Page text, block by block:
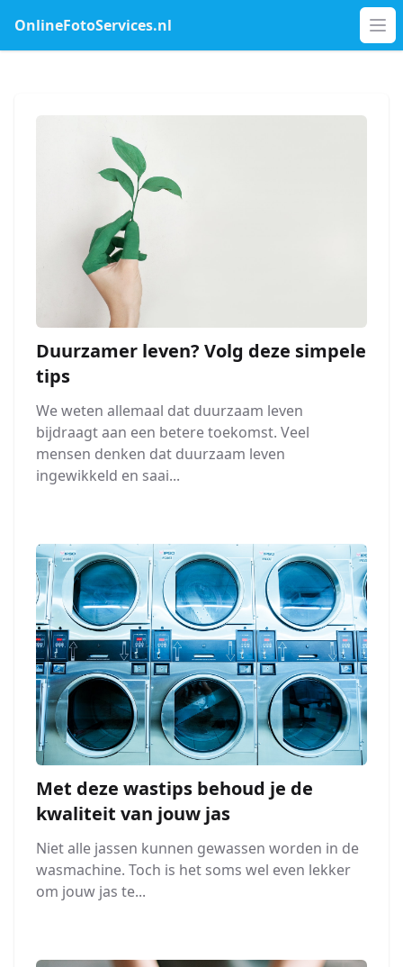
OnlineFotoServices.nl
Duurzamer leven? Volg deze simpele
tips
We weten allemaal dat duurzaam leven
bijdraagt aan een betere toekomst. Veel
mensen denken dat duurzaam leven
ingewikkeld en saai...
Met deze wastips behoud je de
kwaliteit van jouw jas
Niet alle jassen kunnen gewassen worden in de
wasmachine. Toch is het soms wel even lekker
om jouw jas te...